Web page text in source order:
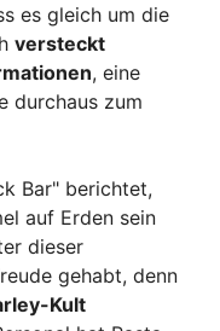
es gleich um die
versteckt
, eine
durchaus zum
Bar" berichtet,
auf Erden sein
dieser
gehabt, denn
Kult